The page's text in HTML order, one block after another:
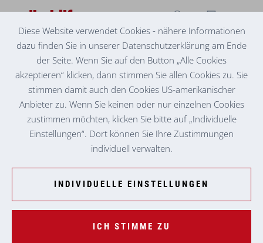
MENSCH BLEIBEN. MEHR ALS PFLEGE
Mit der Aktion „Mensch bleiben. Volkshilfe – mehr als
Pflege“ setzen wir ein Zeichen und erinnern daran, dass alt
sein ein Teil des Lebens ist und alte Menschen ein Teil der
In Würde altern:
selbst bestimmen,
Diese Website verwendet Cookies - nähere Informationen
dazu finden Sie in unserer Datenschutzerklärung am Ende
der Seite. Wenn Sie auf den Button „Alle Cookies
akzeptieren“ klicken, dann stimmen Sie allen Cookies zu. Sie
stimmen damit auch den Cookies US-amerikanischer
Anbieter zu. Wenn Sie keinen oder nur einzelnen Cookies
zustimmen möchten, klicken Sie bitte auf „Individuelle
Einstellungen“. Dort können Sie Ihre Zustimmungen
individuell verwalten.
INDIVIDUELLE EINSTELLUNGEN
ICH STIMME ZU